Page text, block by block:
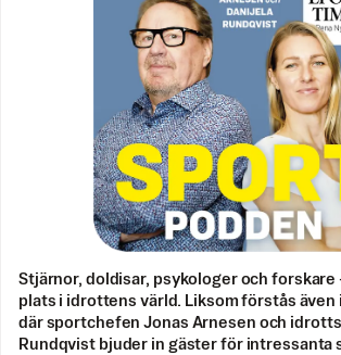
Stjärnor, doldisar, psykologer och forskare
plats i idrottens värld. Liksom förstås även
där sportchefen Jonas Arnesen och
Rundqvist bjuder in gäster för intressanta